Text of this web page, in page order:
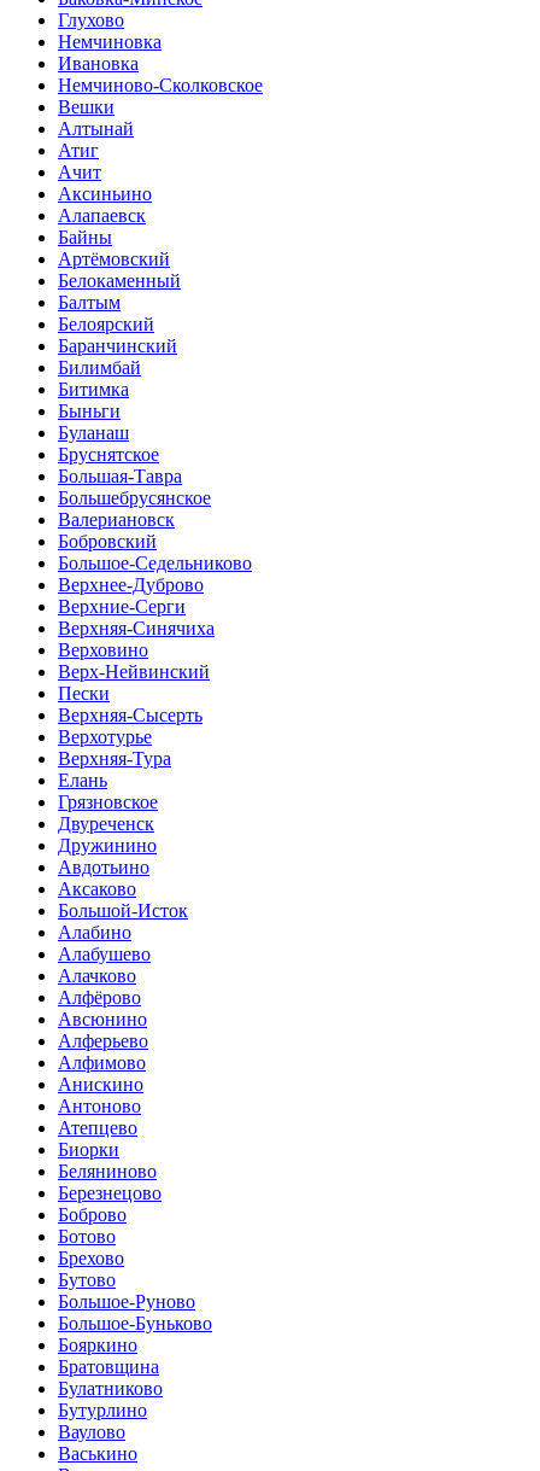
Глухово
Немчиновка
Ивановка
Немчиново-Сколковское
Вешки
Алтынай
Атиг
Ачит
Аксиньино
Алапаевск
Байны
Артёмовский
Белокаменный
Балтым
Белоярский
Баранчинский
Билимбай
Битимка
Быньги
Буланаш
Бруснятское
Большая-Тавра
Большебрусянское
Валериановск
Бобровский
Большое-Седельниково
Верхнее-Дуброво
Верхние-Серги
Верхняя-Синячиха
Верховино
Верх-Нейвинский
Пески
Верхняя-Сысерть
Верхотурье
Верхняя-Тура
Елань
Грязновское
Двуреченск
Дружинино
Авдотьино
Аксаково
Большой-Исток
Алабино
Алабушево
Алачково
Алфёрово
Авсюнино
Алферьево
Алфимово
Анискино
Антоново
Атепцево
Биорки
Беляниново
Березнецово
Боброво
Ботово
Брехово
Бутово
Большое-Руново
Большое-Буньково
Бояркино
Братовщина
Булатниково
Бутурлино
Ваулово
Васькино